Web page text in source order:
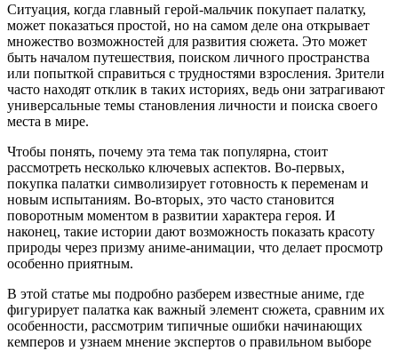
Ситуация, когда главный герой-мальчик покупает палатку,
может показаться простой, но на самом деле она открывает
множество возможностей для развития сюжета. Это может
быть началом путешествия, поиском личного пространства
или попыткой справиться с трудностями взросления. Зрители
часто находят отклик в таких историях, ведь они затрагивают
универсальные темы становления личности и поиска своего
места в мире.
Чтобы понять, почему эта тема так популярна, стоит
рассмотреть несколько ключевых аспектов. Во-первых,
покупка палатки символизирует готовность к переменам и
новым испытаниям. Во-вторых, это часто становится
поворотным моментом в развитии характера героя. И
наконец, такие истории дают возможность показать красоту
природы через призму аниме-анимации, что делает просмотр
особенно приятным.
В этой статье мы подробно разберем известные аниме, где
фигурирует палатка как важный элемент сюжета, сравним их
особенности, рассмотрим типичные ошибки начинающих
кемперов и узнаем мнение экспертов о правильном выборе